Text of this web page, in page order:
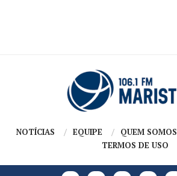
NOTÍCIAS EQUIPE QUEM SOMOS
TERMOS DE USO